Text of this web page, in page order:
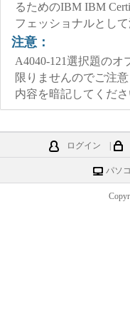
るためのIBM IBM
フェッショナルとして
注意：
A4040-121選択題の
限りませんのでご注
内容を暗記してくださ
ログイン
パソ